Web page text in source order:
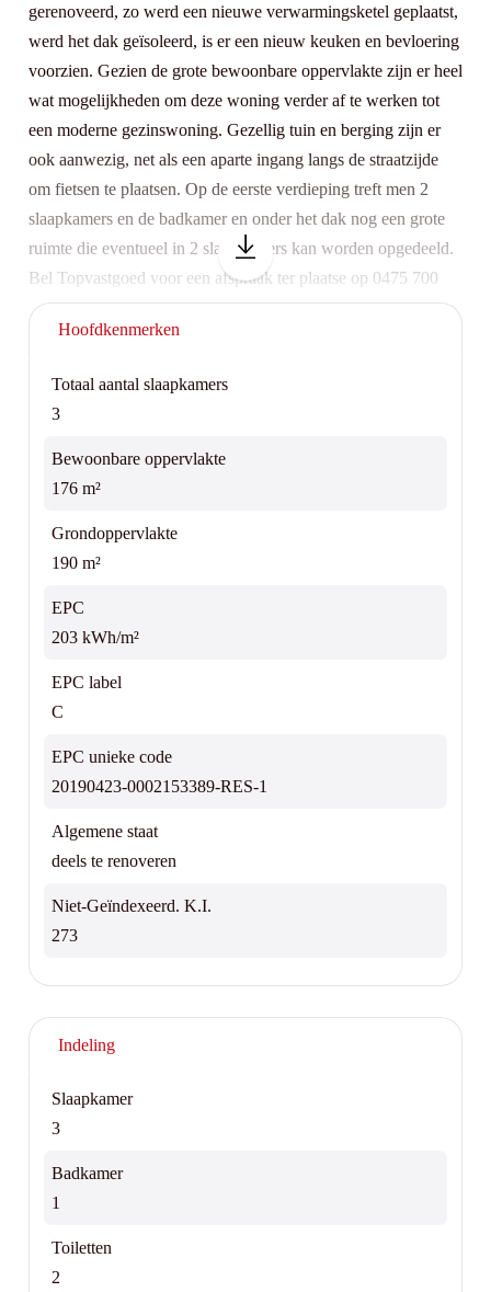
gerenoveerd, zo werd een nieuwe verwarmingsketel geplaatst,
werd het dak geïsoleerd, is er een nieuw keuken en bevloering
voorzien. Gezien de grote bewoonbare oppervlakte zijn er heel
wat mogelijkheden om deze woning verder af te werken tot
een moderne gezinswoning. Gezellig tuin en berging zijn er
ook aanwezig, net als een aparte ingang langs de straatzijde
om fietsen te plaatsen. Op de eerste verdieping treft men 2
slaapkamers en de badkamer en onder het dak nog een grote
ruimte die eventueel in 2 slaapkamers kan worden opgedeeld.
Bel Topvastgoed voor een afspraak ter plaatse op 0475 700
700
Hoofdkenmerken
Totaal aantal slaapkamers
3
Bewoonbare oppervlakte
176 m²
Grondoppervlakte
190 m²
EPC
203 kWh/m²
EPC label
C
EPC unieke code
20190423-0002153389-RES-1
Algemene staat
deels te renoveren
Niet-Geïndexeerd. K.I.
273
Indeling
Slaapkamer
3
Badkamer
1
Toiletten
2